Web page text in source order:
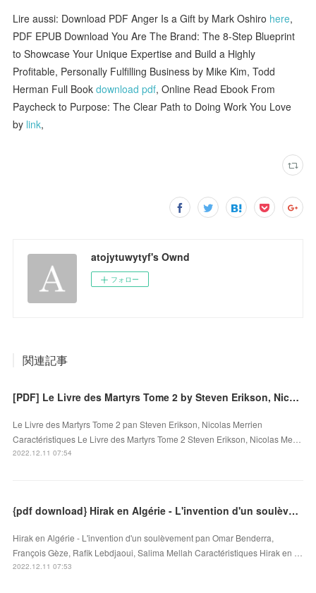
Lire aussi: Download PDF Anger Is a Gift by Mark Oshiro here,
PDF EPUB Download You Are The Brand: The 8-Step Blueprint
to Showcase Your Unique Expertise and Build a Highly
Profitable, Personally Fulfilling Business by Mike Kim, Todd
Herman Full Bookdownload pdf, Online Read Ebook From
Paycheck to Purpose: The Clear Path to Doing Work You Love
by link,
atojytuwytyf's Ownd
フォロー
関連記事
[PDF] Le Livre des Martyrs Tome 2 by Steven Erikson, Nicolas Merrien
Le Livre des Martyrs Tome 2 pan Steven Erikson, Nicolas Merrien
Caractéristiques Le Livre des Martyrs Tome 2 Steven Erikson, Nicolas Me…
2022.12.11 07:54
{pdf download} Hirak en Algérie - L'invention d'un soulèvement
Hirak en Algérie - L'invention d'un soulèvement pan Omar Benderra,
François Gèze, Rafik Lebdjaoui, Salima Mellah Caractéristiques Hirak en …
2022.12.11 07:53